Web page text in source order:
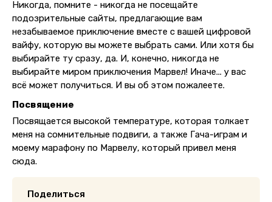
Никогда, помните - никогда не посещайте
подозрительные сайты, предлагающие вам
незабываемое приключение вместе с вашей цифровой
вайфу, которую вы можете выбрать сами. Или хотя бы
выбирайте ту сразу, да. И, конечно, никогда не
выбирайте миром приключения Марвел! Иначе... у вас
всё может получиться. И вы об этом пожалеете.
Посвящение
Посвящается высокой температуре, которая толкает
меня на сомнительные подвиги, а также Гача-играм и
моему марафону по Марвелу, который привел меня
сюда.
Поделиться